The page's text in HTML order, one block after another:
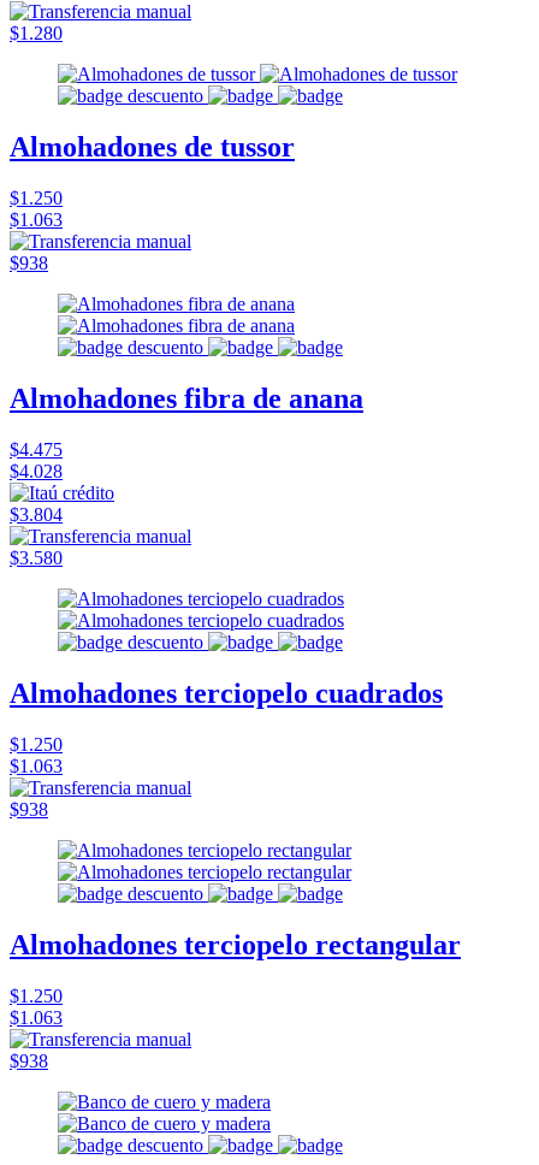
$1.280
Almohadones de tussor
$1.250
$1.063
$938
Almohadones fibra de anana
$4.475
$4.028
$3.804
$3.580
Almohadones terciopelo cuadrados
$1.250
$1.063
$938
Almohadones terciopelo rectangular
$1.250
$1.063
$938